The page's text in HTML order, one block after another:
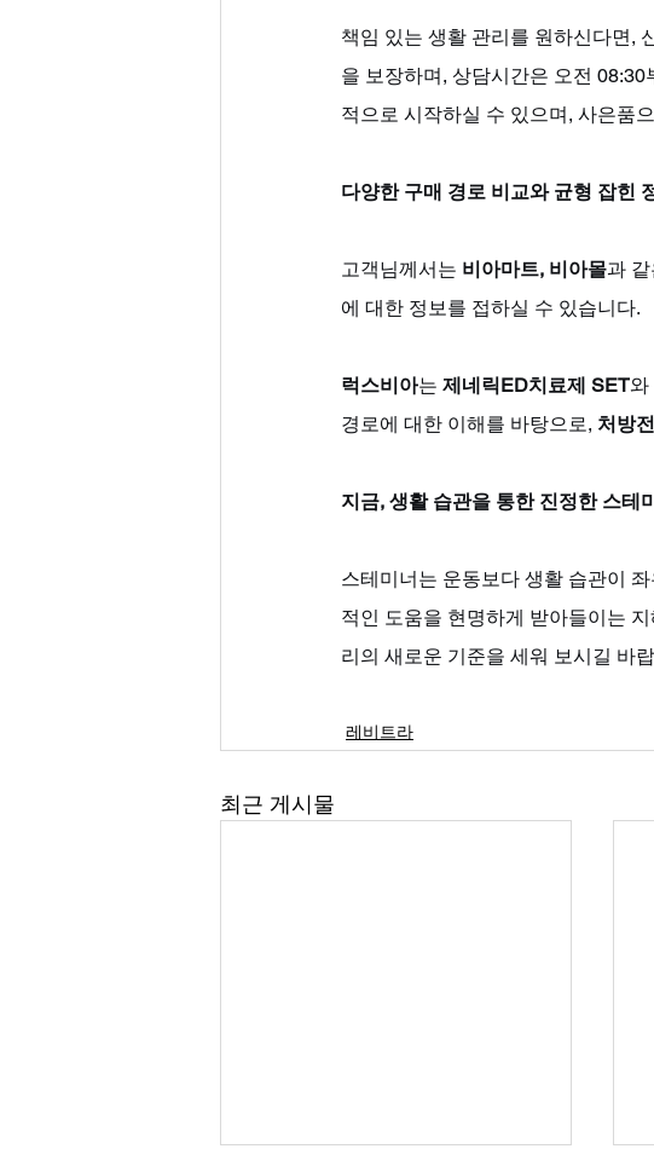
책임 있는 생활 관리를 원하신다면,
을 보장하며, 상담시간은 오전
적으로 시작하실 수 있으며, 사은품
다양한 구매 경로 비교와 균형 잡힌
고객님께서는 비아마트, 비아몰과
에 대한 정보를 접하실 수 있습니다.
럭스비아는 제네릭ED치료제 SET와
경로에 대한 이해를 바탕으로, 처방
지금, 생활 습관을 통한 진정한 스테
스테미너는 운동보다 생활 습관이
적인 도움을 현명하게 받아들이는
리의 새로운 기준을 세워 보시길 바
레비트라
최근 게시물